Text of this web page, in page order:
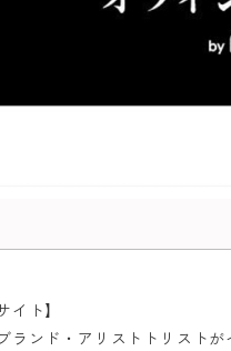
イト】
ランド・アリストトリストが